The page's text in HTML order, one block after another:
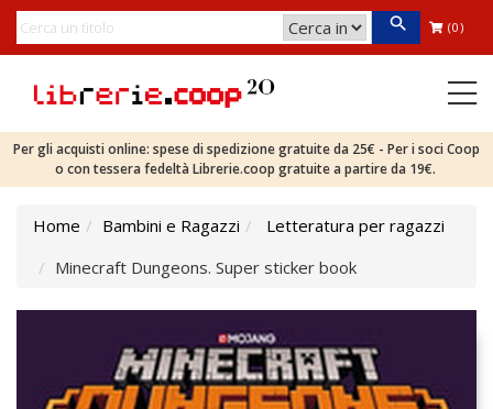
(0)
Per gli acquisti online: spese di spedizione gratuite da 25€ - Per i soci Coop
o con tessera fedeltà Librerie.coop gratuite a partire da 19€.
Home Bambini e Ragazzi
Letteratura per ragazzi
Minecraft Dungeons. Super sticker book